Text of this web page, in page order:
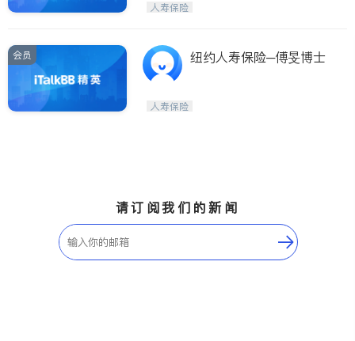
人寿保险
会员 纽约人寿保险─傅旻博士
人寿保险
请订阅我们的新闻